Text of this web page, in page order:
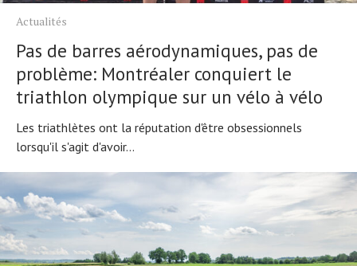
Actualités
Pas de barres aérodynamiques, pas de
problème: Montréaler conquiert le
triathlon olympique sur un vélo à vélo
Les triathlètes ont la réputation d'être obsessionnels
lorsqu'il s'agit d'avoir...